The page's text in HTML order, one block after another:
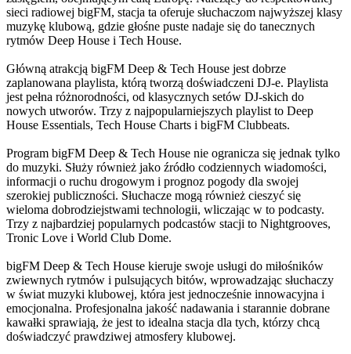
sieci radiowej bigFM, stacja ta oferuje słuchaczom najwyższej klasy
muzykę klubową, gdzie głośne puste nadaje się do tanecznych
rytmów Deep House i Tech House.
Główną atrakcją bigFM Deep & Tech House jest dobrze
zaplanowana playlista, którą tworzą doświadczeni DJ-e. Playlista
jest pełna różnorodności, od klasycznych setów DJ-skich do
nowych utworów. Trzy z najpopularniejszych playlist to Deep
House Essentials, Tech House Charts i bigFM Clubbeats.
Program bigFM Deep & Tech House nie ogranicza się jednak tylko
do muzyki. Służy również jako źródło codziennych wiadomości,
informacji o ruchu drogowym i prognoz pogody dla swojej
szerokiej publiczności. Słuchacze mogą również cieszyć się
wieloma dobrodziejstwami technologii, wliczając w to podcasty.
Trzy z najbardziej popularnych podcastów stacji to Nightgrooves,
Tronic Love i World Club Dome.
bigFM Deep & Tech House kieruje swoje usługi do miłośników
zwiewnych rytmów i pulsujących bitów, wprowadzając słuchaczy
w świat muzyki klubowej, która jest jednocześnie innowacyjna i
emocjonalna. Profesjonalna jakość nadawania i starannie dobrane
kawałki sprawiają, że jest to idealna stacja dla tych, którzy chcą
doświadczyć prawdziwej atmosfery klubowej.